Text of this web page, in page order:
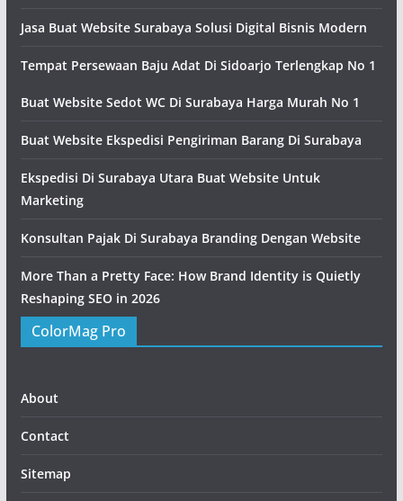
Jasa Buat Website Surabaya Solusi Digital Bisnis Modern
Tempat Persewaan Baju Adat Di Sidoarjo Terlengkap No 1
Buat Website Sedot WC Di Surabaya Harga Murah No 1
Buat Website Ekspedisi Pengiriman Barang Di Surabaya
Ekspedisi Di Surabaya Utara Buat Website Untuk
Marketing
Konsultan Pajak Di Surabaya Branding Dengan Website
More Than a Pretty Face: How Brand Identity is Quietly
Reshaping SEO in 2026
ColorMag Pro
About
Contact
Sitemap